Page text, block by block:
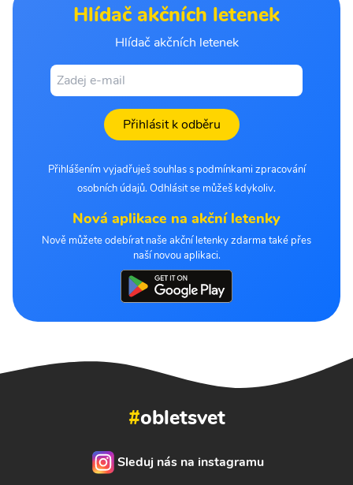
Hlídač akčních letenek
Hlídač akčních letenek
Přihlásit k odběru
Přihlášením vyjadřuješ souhlas s podmínkami zpracování
osobních údajů. Odhlásit se můžeš kdykoliv.
Nová aplikace na akční letenky
Nově můžete odebírat naše akční letenky zdarma také přes
naší novou aplikaci.
#obletsvet
Sleduj nás na instagramu